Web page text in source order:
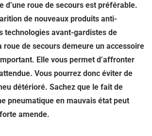
d’une roue de secours est préférable.
de nouveaux produits anti-
technologies avant-gardistes de
roue de secours demeure un accessoire
Elle vous permet d’affronter
Vous pourrez donc éviter de
détérioré. Sachez que le fait de
pneumatique en mauvais état peut
amende.